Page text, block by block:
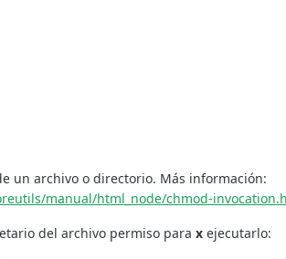
un archivo o directorio. Más información:
manual/html_node/chmod-
del archivo permiso parax ejecutarlo: